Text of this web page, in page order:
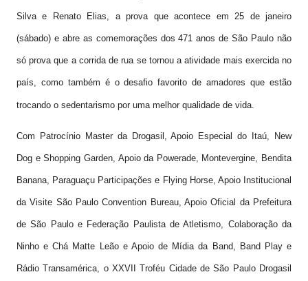
Silva e Renato Elias, a prova que acontece em 25 de janeiro
(sábado) e abre as comemorações dos 471 anos de São Paulo não
só prova que a corrida de rua se tornou a atividade mais exercida no
país, como também é o desafio favorito de amadores que estão
trocando o sedentarismo por uma melhor qualidade de vida.
Com Patrocínio Master da Drogasil, Apoio Especial do Itaú, New
Dog e Shopping Garden, Apoio da Powerade, Montevergine, Bendita
Banana, Paraguaçu Participações e Flying Horse, Apoio Institucional
da Visite São Paulo Convention Bureau, Apoio Oficial da Prefeitura
de São Paulo e Federação Paulista de Atletismo, Colaboração da
Ninho e Chá Matte Leão e Apoio de Mídia da Band, Band Play e
Rádio Transamérica, o XXVII Troféu Cidade de São Paulo Drogasil